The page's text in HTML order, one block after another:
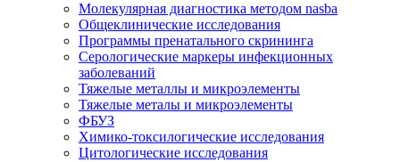
Молекулярная диагностика методом nasba
Общеклинические исследования
Программы пренатального скрининга
Серологические маркеры инфекционных
заболеваний
Тяжелые металлы и микроэлементы
Тяжелые металы и микроэлементы
ФБУЗ
Химико-токсилогические исследования
Цитологические исследования